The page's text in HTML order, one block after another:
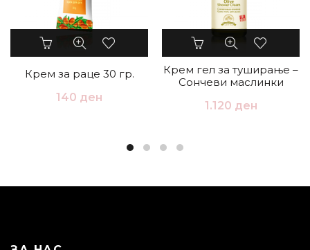
Крем за раце 30 гр.
140 ден
Крем гел за туширање –
Сончеви маслинки
1.120 ден